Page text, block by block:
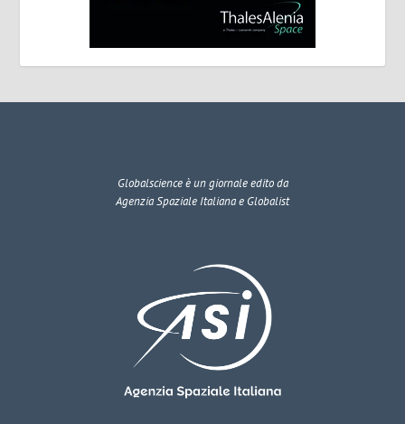
Globalscienceè un giornale edito da
Agenzia Spaziale Italiana e Globalist